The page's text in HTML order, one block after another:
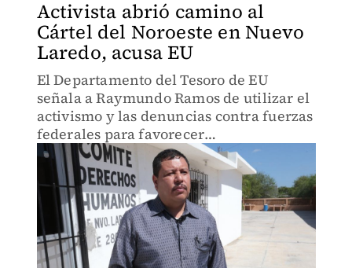
Activista abrió camino al
Cártel del Noroeste en Nuevo
Laredo, acusa EU
El Departamento del Tesoro de EU
señala a Raymundo Ramos de utilizar el
activismo y las denuncias contra fuerzas
federales para favorecer
operativamente al Cártel del Noreste.